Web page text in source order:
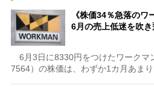
《株価34％急落のワ
6月の売上低迷を吹
6月3日に8330円をつけたワークマ
7564）の株価は、わずか1カ月あま